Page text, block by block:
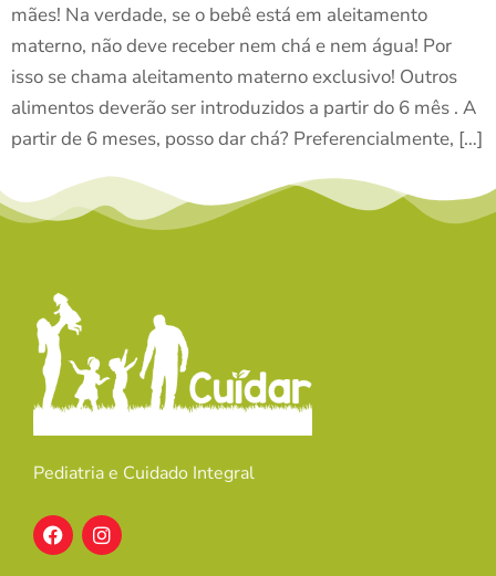
mães! Na verdade, se o bebê está em aleitamento
materno, não deve receber nem chá e nem água! Por
isso se chama aleitamento materno exclusivo! Outros
alimentos deverão ser introduzidos a partir do 6 mês . A
partir de 6 meses, posso dar chá? Preferencialmente, […]
Pediatria e Cuidado Integral